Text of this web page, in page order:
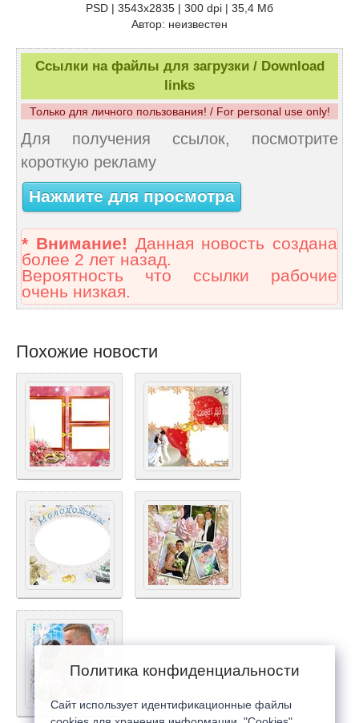
PSD | 3543x2835 | 300 dpi | 35,4 Мб
Автор: неизвестен
Ссылки на файлы для загрузки / Download
links
Только для личного пользования! / For personal use only!
Для получения ссылок, посмотрите
короткую рекламу
Нажмите для просмотра
* Внимание! Данная новость создана
более 2 лет назад.
Вероятность что ссылки рабочие
очень низкая.
Похожие новости
Политика конфиденциальности
Сайт использует идентификационные файлы